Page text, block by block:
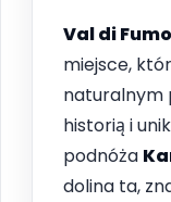
Val di Fumo
miejsce,
naturalnym
historią i
podnóża
dolina ta,